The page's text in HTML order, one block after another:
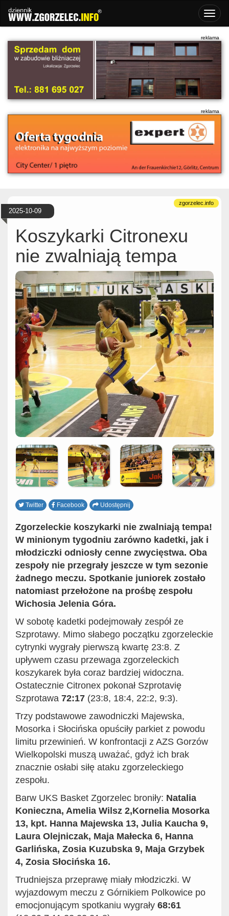
2025-10-09
Koszykarki Citronexu
nie zwalniają tempa
Twitter Facebook Udostępnij
Zgorzeleckie koszykarki nie zwalniają tempa!
W minionym tygodniu zarówno kadetki, jak i
młodziczki odniosły cenne zwycięstwa. Oba
zespoły nie przegrały jeszcze w tym sezonie
żadnego meczu. Spotkanie juniorek zostało
natomiast przełożone na prośbę zespołu
Wichosia Jelenia Góra.
W sobotę kadetki podejmowały zespół ze
Szprotawy. Mimo słabego początku zgorzeleckie
cytrynki wygrały pierwszą kwartę 23:8. Z
upływem czasu przewaga zgorzeleckich
koszykarek była coraz bardziej widoczna.
Ostatecznie Citronex pokonał Szprotavię
Szprotawa 72:17 (23:8, 18:4, 22:2, 9:3).
Trzy podstawowe zawodniczki Majewska,
Mosorka i Słocińska opuściły parkiet z powodu
limitu przewinień. W konfrontacji z AZS Gorzów
Wielkopolski muszą uważać, gdyż ich brak
znacznie osłabi siłę ataku zgorzeleckiego
zespołu.
Barw UKS Basket Zgorzelec broniły: Natalia
Konieczna, Amelia Wilsz 2,Kornelia Mosorka
13, kpt. Hanna Majewska 13, Julia Kaucha 9,
Laura Olejniczak, Maja Małecka 6, Hanna
Garlińska, Zosia Kuzubska 9, Maja Grzybek
4, Zosia Słocińska 16.
Trudniejsza przeprawę miały młodziczki. W
wyjazdowym meczu z Górnikiem Polkowice po
emocjonującym spotkaniu wygrały 68:61